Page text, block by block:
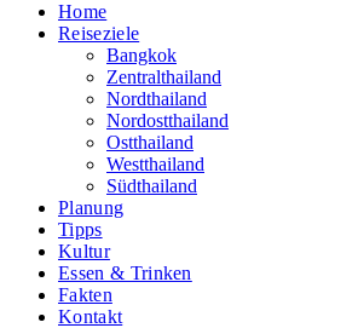
Home
Reiseziele
Bangkok
Zentralthailand
Nordthailand
Nordostthailand
Ostthailand
Westthailand
Südthailand
Planung
Tipps
Kultur
Essen & Trinken
Fakten
Kontakt